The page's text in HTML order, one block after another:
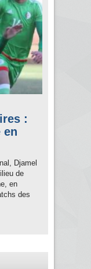
:
en
Djamel
de
en
des